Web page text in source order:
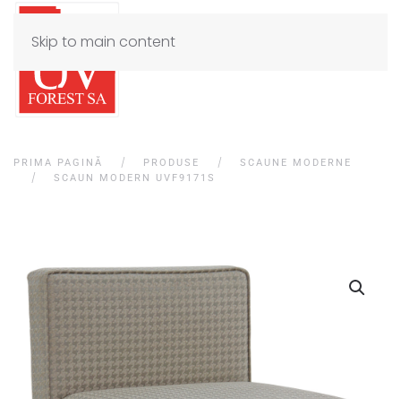
Skip to main content
PRIMA PAGINĂ PRODUSE
SCAUNE MODERNE
SCAUN MODERN UVF9171S